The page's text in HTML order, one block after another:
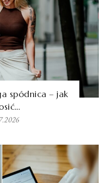
spódnica – jak